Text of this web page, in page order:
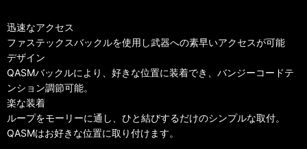
迅速なアクセス
ファステックスバックルを使用し武器への素早いアクセスが可能
デザイン
QASMバックルにより、好きな位置に装着でき、バンジーコードテ
ンション調節可能。
楽な装着
ループをモーリーに通し、ひと結びするだけのシンプルな取付。
QASMはお好きな位置に取り付けます。